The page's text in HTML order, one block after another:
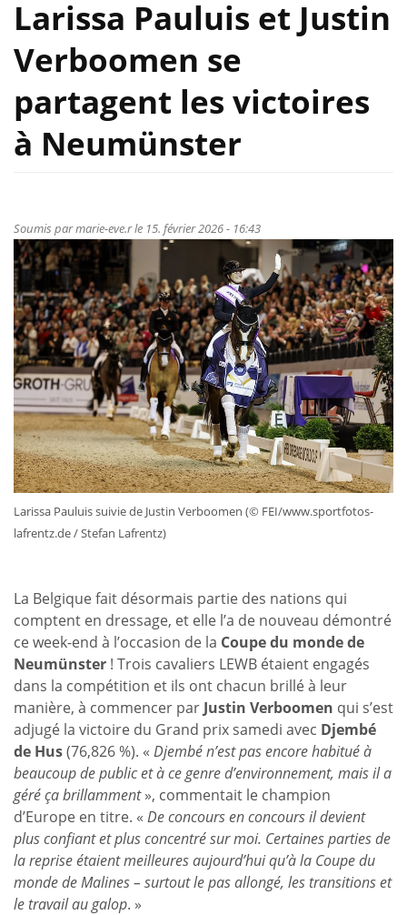
Larissa Pauluis et Justin
Verboomen se
partagent les victoires
à Neumünster
Soumis parmarie-eve.rle 15. février 2026 - 16:43
Larissa Pauluis suivie de Justin Verboomen (© FEI/www.sportfotos-
lafrentz.de / Stefan Lafrentz)
La Belgique fait désormais partie des nations qui
comptent en dressage, et elle l’a de nouveau démontré
ce week-end à l’occasion de la Coupe du monde de
Neumünster ! Trois cavaliers LEWB étaient engagés
dans la compétition et ils ont chacun brillé à leur
manière, à commencer par Justin Verboomen qui s’est
adjugé la victoire du Grand prix samedi avec Djembé
de Hus(76,826 %). « Djembé n’est pas encore habitué à
beaucoup de public et à ce genre d’environnement, mais il a
géré ça brillamment», commentait le champion
d’Europe en titre. « De concours en concours il devient
plus confiant et plus concentré sur moi. Certaines parties de
la reprise étaient meilleures aujourd’hui qu’à la Coupe du
monde de Malines – surtout le pas allongé, les transitions et
le travail au galop. »